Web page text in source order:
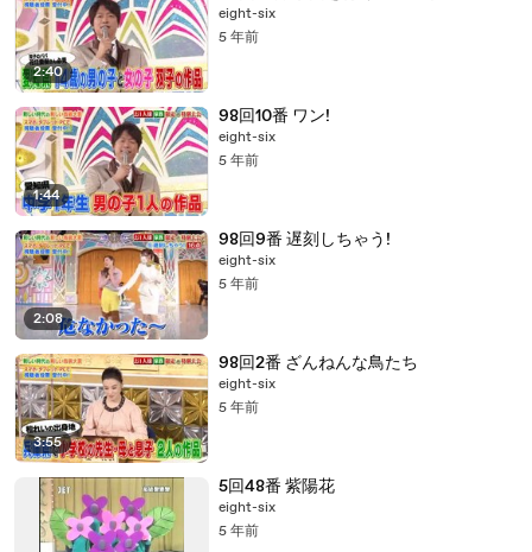
2:40
eight-six
5 年前
1:44
98回10番 ワン!
eight-six
5 年前
2:08
98回9番 遅刻しちゃう!
eight-six
5 年前
3:55
98回2番 ざんねんな鳥たち
eight-six
5 年前
5回48番 紫陽花
eight-six
5 年前